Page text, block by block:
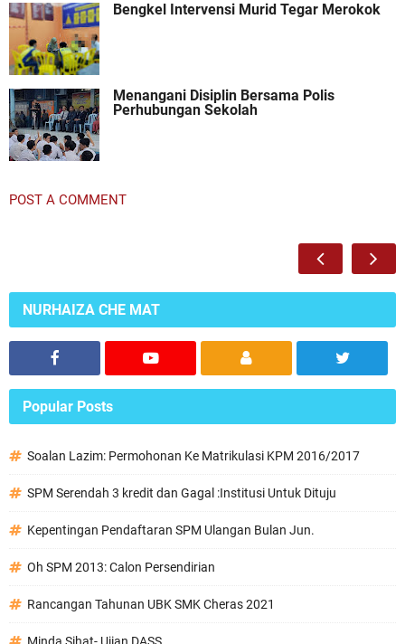
Bengkel Intervensi Murid Tegar Merokok
Menangani Disiplin Bersama Polis
Perhubungan Sekolah
POST A COMMENT
NURHAIZA CHE MAT
Popular Posts
Soalan Lazim: Permohonan Ke Matrikulasi KPM 2016/2017
SPM Serendah 3 kredit dan Gagal :Institusi Untuk Dituju
Kepentingan Pendaftaran SPM Ulangan Bulan Jun.
Oh SPM 2013: Calon Persendirian
Rancangan Tahunan UBK SMK Cheras 2021